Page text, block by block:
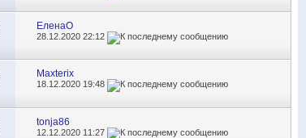
ЕленаО
28.12.202022:12
Maxterix
18.12.2020 19:48
tonja86
12.12.2020 11:27